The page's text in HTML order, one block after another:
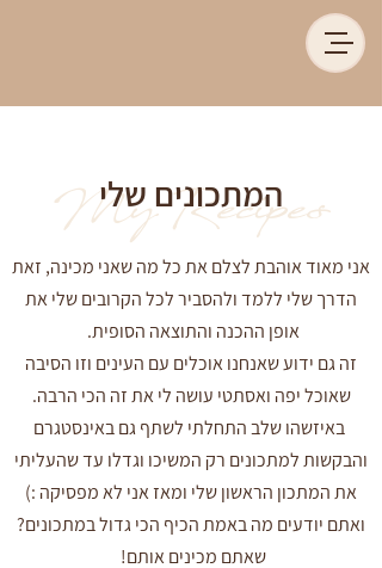
My Recipes
המתכונים שלי
אני מאוד אוהבת לצלם את כל מה שאני מכינה, זאת
הדרך שלי ללמד ולהסביר לכל הקרובים שלי את
אופן ההכנה והתוצאה הסופית.
זה גם ידוע שאנחנו אוכלים עם העינים וזו הסיבה
שאוכל יפה ואסתטי עושה לי את זה הכי הרבה.
באיזשהו שלב התחלתי לשתף גם באינסטגרם
והבקשות למתכונים רק המשיכו וגדלו עד שהעליתי
את המתכון הראשון שלי ומאז אני לא מפסיקה :)
ואתם יודעים מה באמת הכיף הכי גדול במתכונים?
שאתם מכינים אותם!